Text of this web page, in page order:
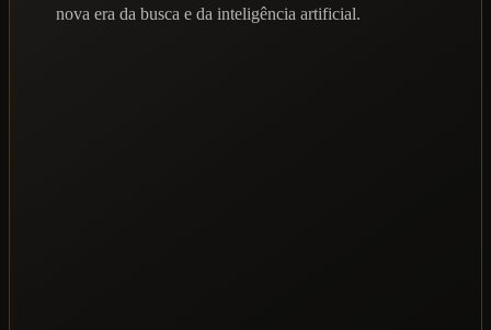
nova era da busca e da inteligência artificial.